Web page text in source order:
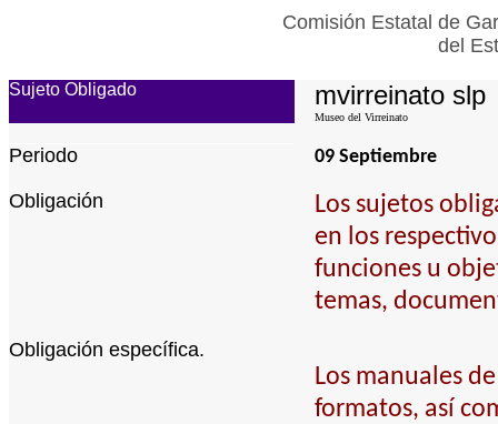
Comisión Estatal de
del
Sujeto Obligado mvirreinato slp
Museo del Virreinato
Periodo 09 Septiembre
Obligación
Los sujetos
en los
funciones u
temas,
Obligación específica.
Los manuales
formatos, así